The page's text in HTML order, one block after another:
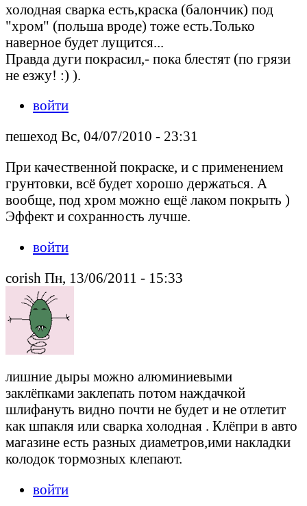
холодная сварка есть,краска (балончик) под
"хром" (польша вроде) тоже есть.Только
наверное будет лущится...
Правда дуги покрасил,- пока блестят (по грязи
не езжу! :) ).
войти
пешеход Вс, 04/07/2010 - 23:31
При качественной покраске, и с применением
грунтовки, всё будет хорошо держаться. А
вообще, под хром можно ещё лаком покрыть )
Эффект и сохранность лучше.
войти
corish Пн, 13/06/2011 - 15:33
лишние дыры можно алюминиевыми
заклёпками заклепать потом наждачкой
шлифануть видно почти не будет и не отлетит
как шпакля или сварка холодная . Клёпри в авто
магазине есть разных диаметров,ими накладки
колодок тормозных клепают.
войти